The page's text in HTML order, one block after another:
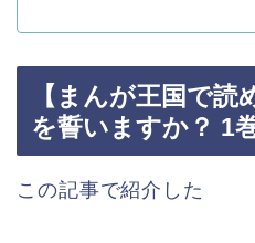
【まんが王国で
を誓いますか？ 1
この記事で紹介した